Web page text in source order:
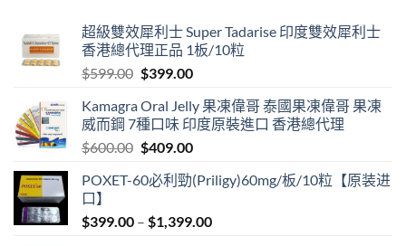
超級雙效犀利士 Super Tadarise 印度雙效犀利士
香港總代理正品 1板/10粒
$599.00 Original
was:
$599.00.
$399.00Current
is:
$399.00.
Kamagra Oral Jelly 果凍偉哥 泰國果凍偉哥 果凍
威而鋼 7種口味 印度原裝進口 香港總代理
$600.00 Original
was:
$409.00Current
is:
POXET-60必利勁(Priligy)60mg/板/10粒【原装进
口】
$399.00 – $1,399.00Price